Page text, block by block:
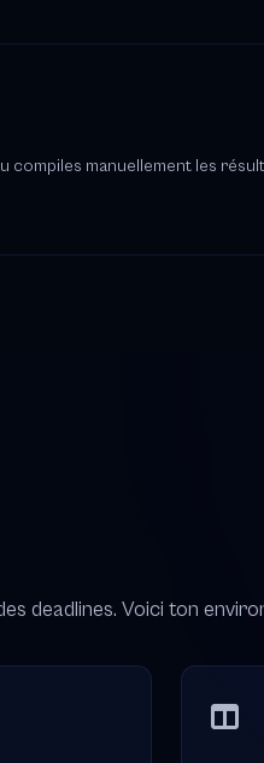
compiles manuellement les
deadlines. Voici ton